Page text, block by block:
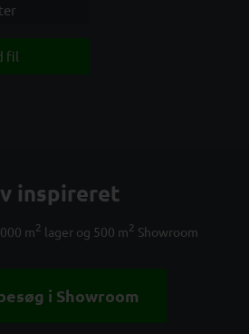
fil
inspireret
m2 lager og 500 m2 Showroom
i Showroom